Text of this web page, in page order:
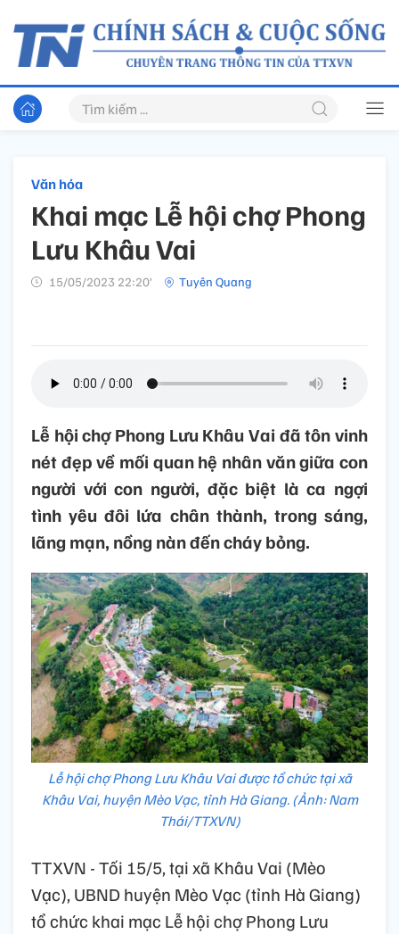
Văn hóa
Khai mạc Lễ hội chợ Phong
Lưu Khâu Vai
15/05/2023 22:20’ Tuyên Quang
Lễ hội chợ Phong Lưu Khâu Vai đã tôn vinh
nét đẹp về mối quan hệ nhân văn giữa con
người với con người, đặc biệt là ca ngợi
tình yêu đôi lứa chân thành, trong sáng,
lãng mạn, nồng nàn đến cháy bỏng.
Lễ hội chợ Phong Lưu Khâu Vai được tổ chức tại xã
Khâu Vai, huyện Mèo Vạc, tỉnh Hà Giang. (Ảnh: Nam
Thái/TTXVN)
TTXVN - Tối 15/5, tại xã Khâu Vai (Mèo
Vạc), UBND huyện Mèo Vạc (tỉnh Hà Giang)
tổ chức khai mạc Lễ hội chợ Phong Lưu